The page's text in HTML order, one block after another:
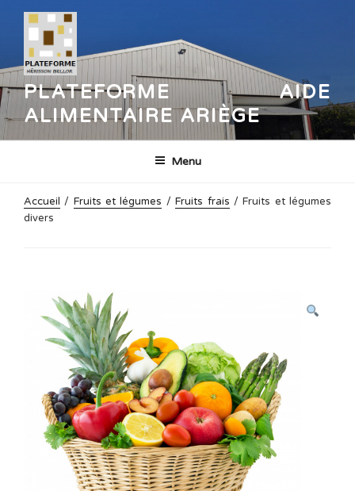
contenu
principal
PLATEFORME AIDE
ALIMENTAIRE ARIÈGE
Menu
Accueil / Fruits et légumes /Fruits frais / Fruits et légumes
divers